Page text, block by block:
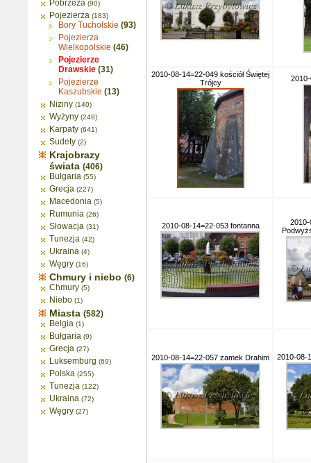
Pobrzeża (90)
Pojezierza (183)
Bory Tucholskie (93)
Pojezierza
Wielkopolskie (46)
Pojezierze
Drawskie (31)
Pojezierze
Kaszubskie (13)
Niziny (140)
Wyżyny (248)
Karpaty (641)
Sudety (2)
Krajobrazy
świata (406)
Bułgaria (55)
Grecja (227)
Macedonia (5)
Rumunia (26)
Słowacja (31)
Tunezja (42)
Ukraina (4)
Węgry (16)
Chmury i niebo (6)
Chmury (5)
Niebo (1)
Miasta (582)
Belgia (1)
Bułgaria (9)
Grecja (27)
Luksemburg (69)
Polska (255)
Tunezja (122)
Ukraina (72)
Węgry (27)
2010-08-14=22-049 kościół Świętej
Trójcy
2010-08-14=22-053 fontanna
2010-
2010-08-14=22-057 zamek Drahim 2010-08-